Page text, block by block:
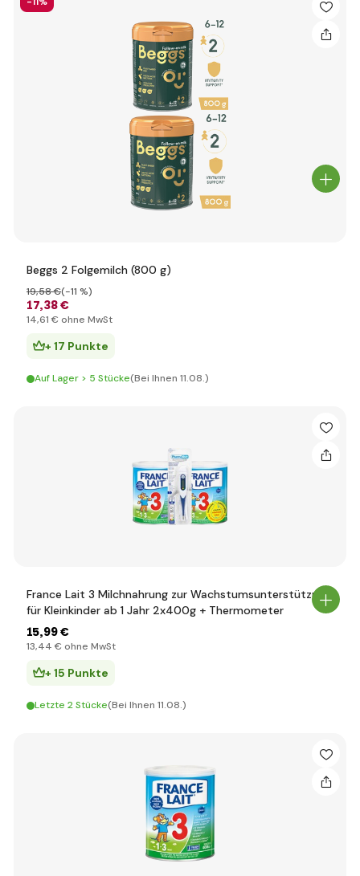
Beggs 2 Folgemilch (800 g)
17,38 €
19,58 €(-11 %)
14,61 € ohne MwSt
+ 17 Punkte
Auf Lager > 5 Stücke(Bei Ihnen 11.08.)
France Lait 3 Milchnahrung zur Wachstumsunterstützung
für Kleinkinder ab 1 Jahr 2x400g + Thermometer
15,99 €
13,44 € ohne MwSt
+ 15 Punkte
Letzte 2 Stücke(Bei Ihnen 11.08.)